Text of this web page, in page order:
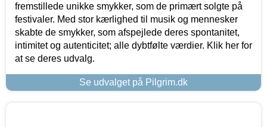
fremstillede unikke smykker, som de primært solgte på
festivaler. Med stor kærlighed til musik og mennesker
skabte de smykker, som afspejlede deres spontanitet,
intimitet og autenticitet; alle dybtfølte værdier. Klik her for
at se deres udvalg.
Se udvalget på Pilgrim.dk